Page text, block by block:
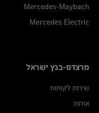
Mercedes-Maybach
Mercedes Electric
מרצדס-בנץ ישראל
שירות לקוחות
אודות